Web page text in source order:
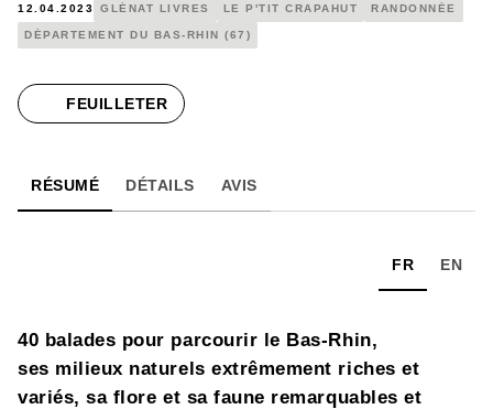
12.04.2023 GLÉNAT LIVRES LE P'TIT CRAPAHUT RANDONNÉE
DÉPARTEMENT DU BAS-RHIN (67)
FEUILLETER
RÉSUMÉ DÉTAILS AVIS
FR EN
40 balades pour parcourir le Bas-Rhin,
ses milieux naturels extrêmement riches et
variés, sa flore et sa faune remarquables et